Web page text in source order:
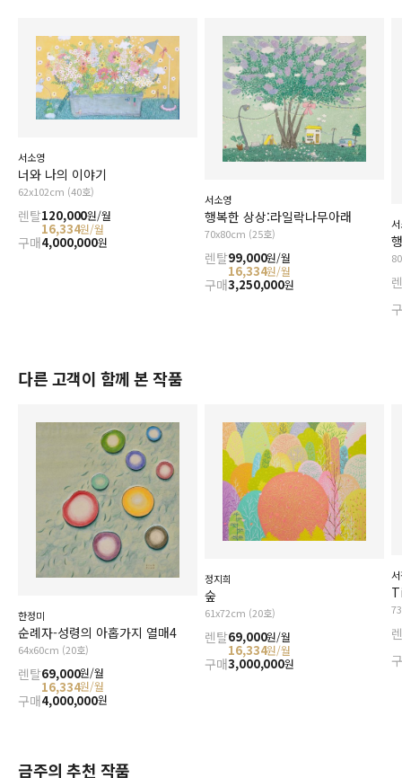
서소영
너와 나의 이야기
62x102cm (40호)
렌탈120,000원/월
16,334원/월
구매4,000,000원
서소영
행복한 상상:라일락나무아래
70x80cm (25호)
렌탈99,000원/월
16,334원/월
구매3,250,000원
다른 고객이 함께 본 작품
한정미
순례자-성령의 아홉가지 열매4
64x60cm (20호)
렌탈69,000원/월
16,334원/월
구매4,000,000원
정지희
숲
61x72cm (20호)
렌탈69,000원/월
16,334원/월
구매3,000,000원
금주의 추천 작품